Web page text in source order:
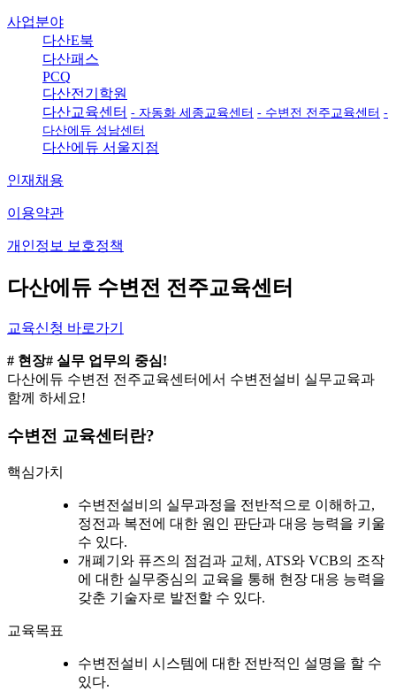
사업분야
다산E북
다산패스
PCQ
다산전기학원
다산교육센터 - 자동화 세종교육센터 - 수변전 전주교육센터 -
다산에듀 성남센터
다산에듀 서울지점
인재채용
이용약관
개인정보 보호정책
다산에듀 수변전 전주교육센터
교육신청 바로가기
# 현장# 실무 업무의 중심!
다산에듀 수변전 전주교육센터에서 수변전설비 실무교육과
함께 하세요!
수변전 교육센터란?
핵심가치
수변전설비의 실무과정을 전반적으로 이해하고,
정전과 복전에 대한 원인 판단과 대응 능력을 키울
수 있다.
개폐기와 퓨즈의 점검과 교체, ATS와 VCB의 조작
에 대한 실무중심의 교육을 통해 현장 대응 능력을
갖춘 기술자로 발전할 수 있다.
교육목표
수변전설비 시스템에 대한 전반적인 설명을 할 수
있다.